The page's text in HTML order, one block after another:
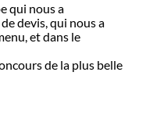
qui nous a
devis, qui nous a
et dans le
de la plus belle